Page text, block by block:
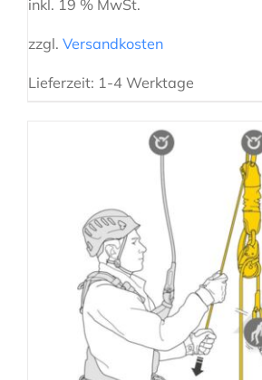
inkl. 19 % MwSt.
zzgl. Versandkosten
Lieferzeit: 1-4 Werktage
AUSFÜHRUNG WÄHLEN